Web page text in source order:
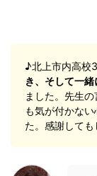
♪北上市内高校
き、そして一緒
ました。先生
も気が付かな
た。感謝しても